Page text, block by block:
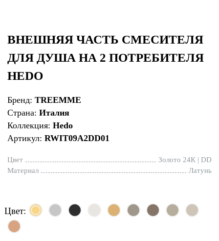
ВНЕШНЯЯ ЧАСТЬ СМЕСИТЕЛЯ
ДЛЯ ДУША НА 2 ПОТРЕБИТЕЛЯ
HEDO
Бренд: TREEMME
Страна: Италия
Коллекция: Hedo
Артикул: RWIT09A2DD01
Цвет
Золото 24К | DD
Материал
Латунь
Цвет: